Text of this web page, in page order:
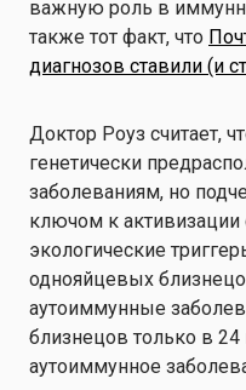
важную роль в
также тот факт, что
диагнозов ставили (и
Доктор Роуз считает,
генетически
заболеваниям, но
ключом к активизации
экологические
однояйцевых
аутоиммунные
близнецов только в 24
аутоиммунное